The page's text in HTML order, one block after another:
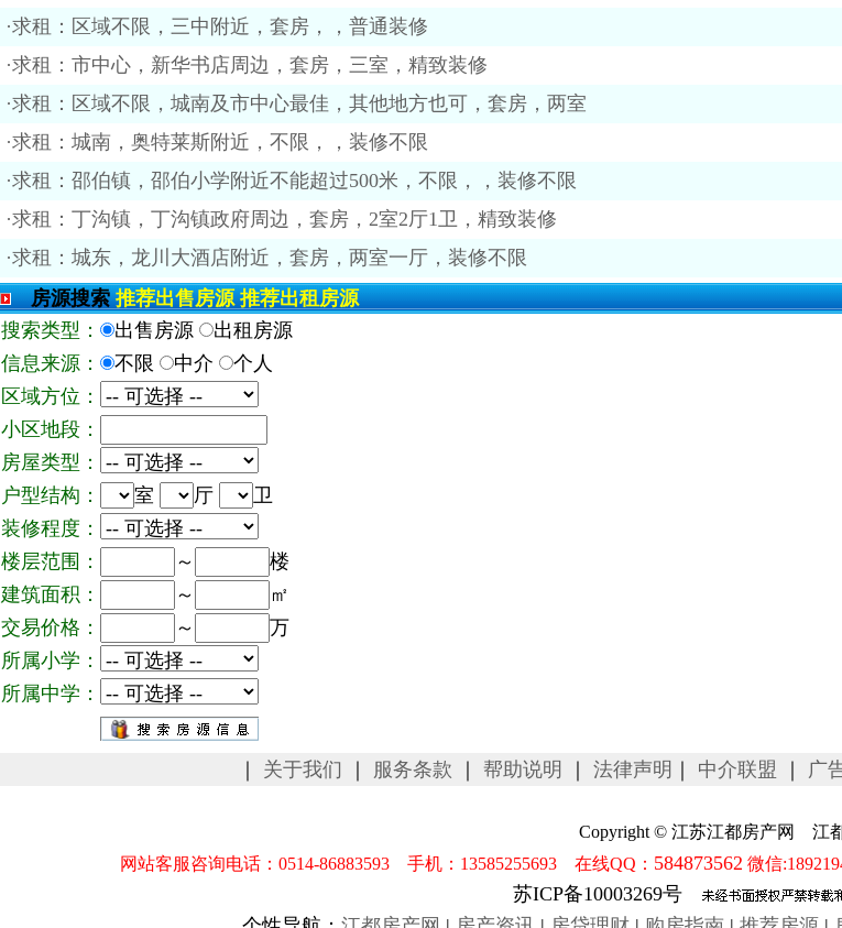
·求租：区域不限，三中附近，套房，，普通装修
·求租：市中心，新华书店周边，套房，三室，精致装修
·求租：区域不限，城南及市中心最佳，其他地方也可，套房，两室
·求租：城南，奥特莱斯附近，不限，，装修不限
·求租：邵伯镇，邵伯小学附近不能超过500米，不限，，装修不限
·求租：丁沟镇，丁沟镇政府周边，套房，2室2厅1卫，精致装修
·求租：城东，龙川大酒店附近，套房，两室一厅，装修不限
房源搜索 推荐出售房源 推荐出租房源
搜索类型：
出售房源
出租房源
信息来源：
不限 中介
个人
区域方位：
小区地段：
房屋类型：
户型结构：
室 厅
卫
装修程度：
楼层范围：
～
楼
建筑面积：
～
㎡
交易价格：
～
万
所属小学：
所属中学：
关于我们 服务条款 帮助说明 法律声明 中介联盟 广
Copyright © 江苏江都房产网 江
网站客服咨询电话：0514-86883593 手机：13585255693 在线QQ： 584873562 微信
苏ICP备10003269号